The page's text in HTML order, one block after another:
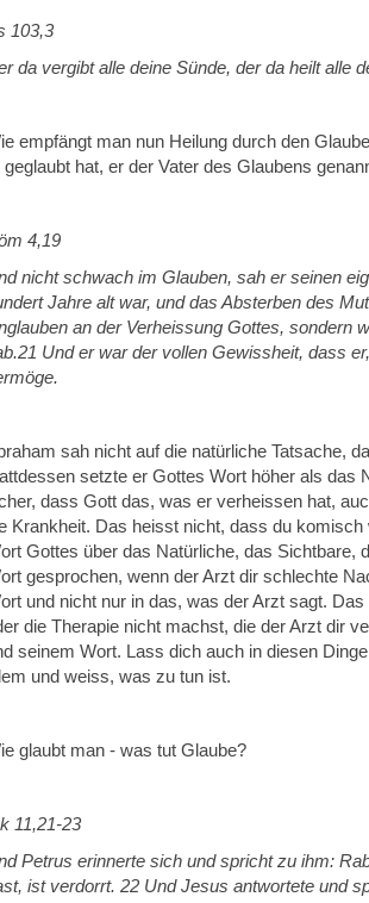
103,3
da vergibt alle deine Sünde, der da heilt alle
empfängt man nun Heilung durch den
geglaubt hat, er der Vater des Glaubens
4,19
nicht schwach im Glauben, sah er seinen
Jahre alt war, und das Absterben des
an der Verheissung Gottes, sondern
Und er war der vollen Gewissheit, dass
sah nicht auf die natürliche Tatsache,
setzte er Gottes Wort höher als das
dass Gott das, was er verheissen hat,
Krankheit. Das heisst nicht, dass du
Gottes über das Natürliche, das Sichtbare,
gesprochen, wenn der Arzt dir schlechte
und nicht nur in das, was der Arzt sagt.
die Therapie nicht machst, die der Arzt dir
seinem Wort. Lass dich auch in diesen
und weiss, was zu tun ist.
glaubt man - was tut Glaube?
11,21-23
Petrus erinnerte sich und spricht zu ihm:
ist verdorrt. 22 Und Jesus antwortete und